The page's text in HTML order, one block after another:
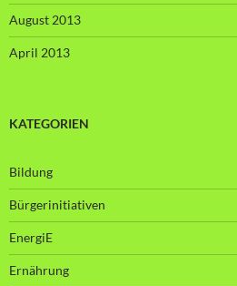
August 2013
April 2013
KATEGORIEN
Bildung
Bürgerinitiativen
EnergiE
Ernährung